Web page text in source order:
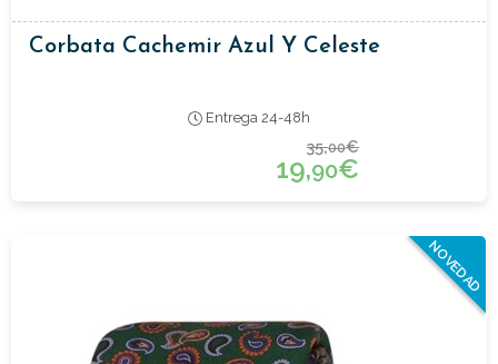
Corbata Cachemir Azul Y Celeste
Entrega 24-48h
35,00€
19,90€
NOVEDAD